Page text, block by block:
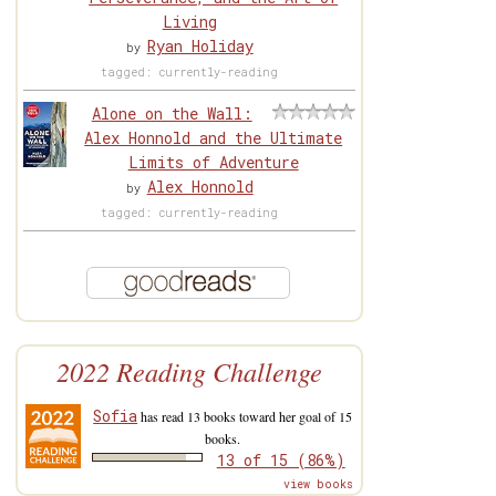
Living
by Ryan Holiday
tagged: currently-reading
Alone on the Wall:
Alex Honnold and the Ultimate
Limits of Adventure
by Alex Honnold
tagged: currently-reading
2022 Reading Challenge
Sofiahas read 13 books toward her goal of 15
books.
13 of 15 (86%)
view books